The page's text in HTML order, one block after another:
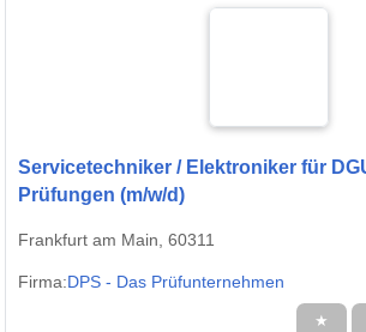
Servicetechniker / Elektroniker für
Prüfungen (m/w/d)
Frankfurt am Main, 60311
Firma:DPS - Das Prüfunternehmen
★